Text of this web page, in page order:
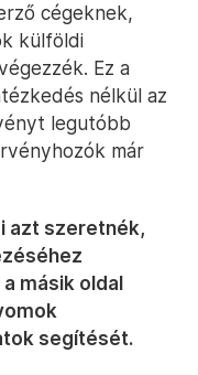
cégeknek,
külföldi
Ez a
nélkül az
legutóbb
már
azt szeretnék,
másik oldal
segítését.